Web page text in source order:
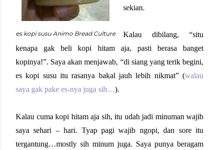
es kopi susu Animo Bread Culture
sekian.
Kalau dibilang, “situ
kenapa gak beli kopi hitam aja, pasti berasa banget
kopinya!”. Saya akan menjawab, “di siang yang terik begini,
es kopi susu itu rasanya bakal jauh lebih nikmat” (walau
saya gak pake es-nya juga sih…).
Kalau cuma kopi hitam aja sih, itu udah jadi minuman wajib
saya sehari – hari. Tyap pagi wajib ngopi, dan sore itu
tergantung…mostly sih minum juga. Saya punya beragam